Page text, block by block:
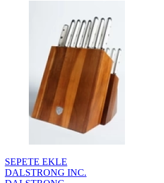
SEPETE EKLE
DALSTRONG INC.